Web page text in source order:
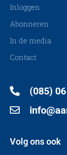
Inloggen
Abonneren
In de media
Contact
(085)
Volg ons ook